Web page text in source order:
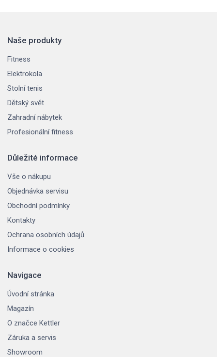
Naše produkty
Fitness
Elektrokola
Stolní tenis
Dětský svět
Zahradní nábytek
Profesionální fitness
Důležité informace
Vše o nákupu
Objednávka servisu
Obchodní podmínky
Kontakty
Ochrana osobních údajů
Informace o cookies
Navigace
Úvodní stránka
Magazín
O značce Kettler
Záruka a servis
Showroom